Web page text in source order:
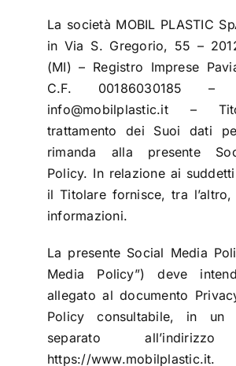
VAI AL PREVENTIVO
La società MOBIL PLASTIC
in Via S. Gregorio, 55 –
(MI) – Registro Imprese
C.F. 00186030185
info@mobilplastic.it –
trattamento dei Suoi dati
rimanda alla presente
Policy. In relazione ai
il Titolare fornisce, tra l’altro,
informazioni.
La presente Social Media
Media Policy”) deve
allegato al documento
Policy consultabile, in un
separato
https://www.mobilplastic.it.